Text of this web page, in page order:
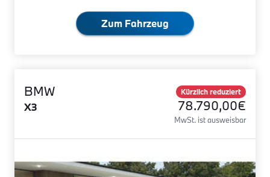
Zum Fahrzeug
BMW
X3
Kürzlich reduziert
78.790,00€
MwSt. ist ausweisbar